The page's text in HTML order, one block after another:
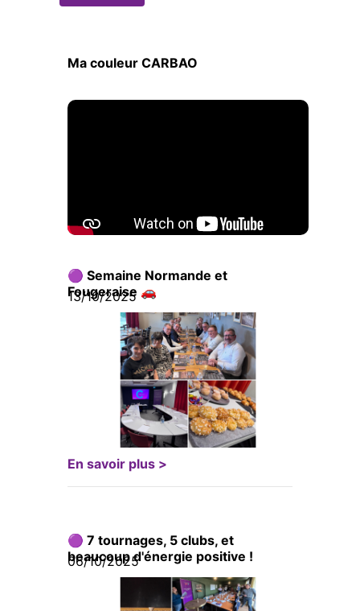
Ma couleur CARBAO
🟣 Semaine Normande et
Fougeraise 🚗
13/10/2025
En savoir plus >
🟣 7 tournages, 5 clubs, et
beaucoup d'énergie positive !
06/10/2025